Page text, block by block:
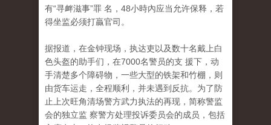
有“寻衅滋事”罪 名，48小時內应当允许保释，若
得坐监必须打贏官司。
据报道，在金钟现场，执达吏以及数十名戴上白
色头盔的助手们，在7000名警员的支 援下，动
手清楚多个障碍物，一些大型的铁架和竹棚，则
由货车运走，全程顺利，并未遇到反抗。为了防
止上次旺角清场警方武力执法的再现，简称警监
会的独立监 察警方处理投诉委员会的成员，包括